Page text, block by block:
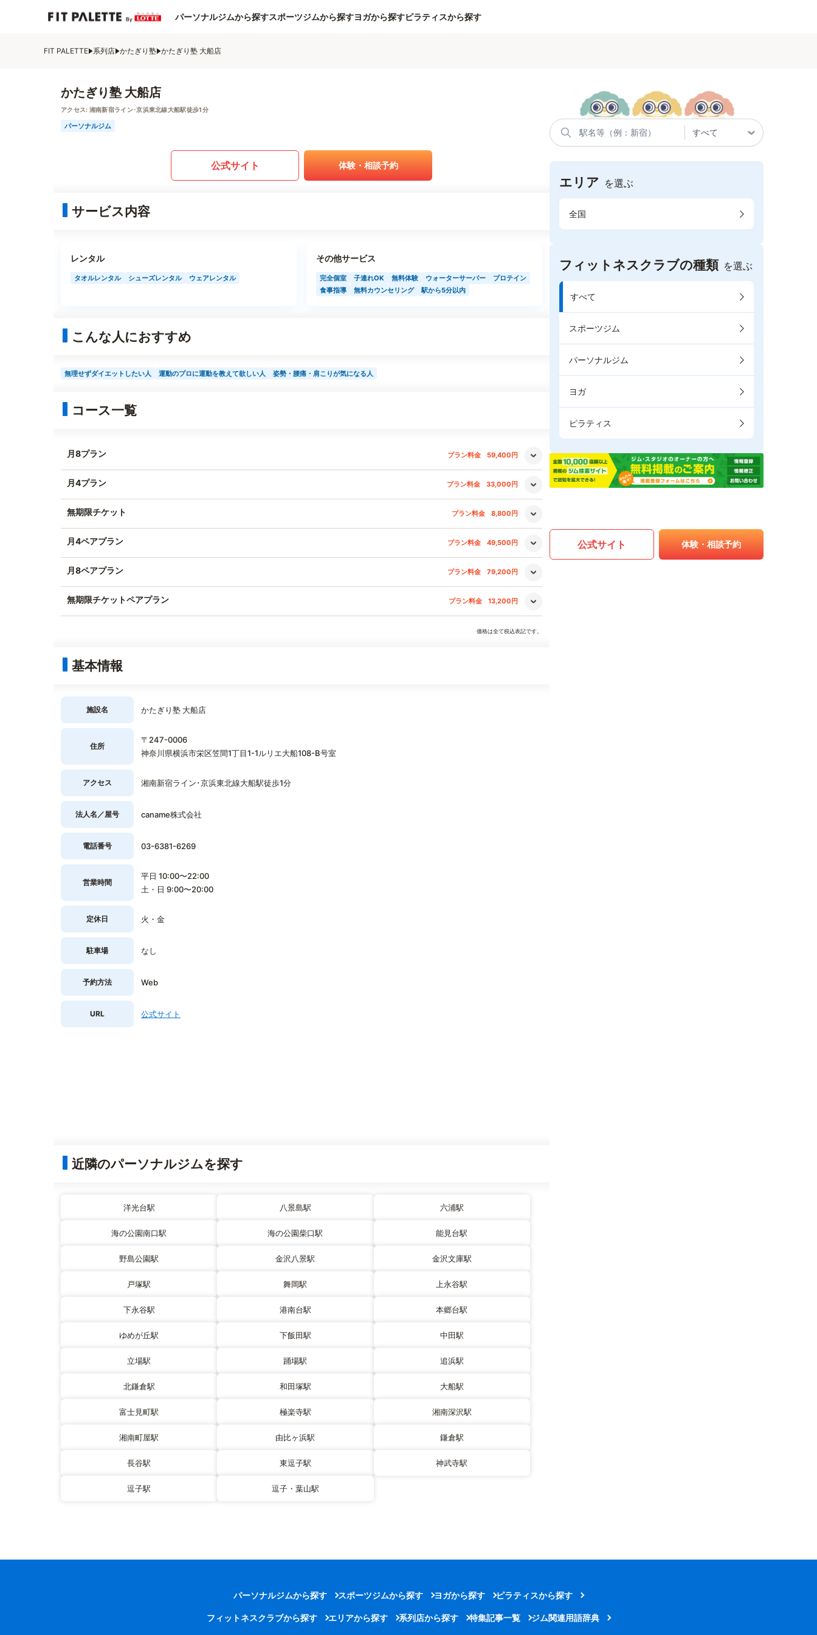
パーソナルジムから探すスポーツジムから探すヨガから探すピラティスから探す
FIT PALETTE 系列店 かたぎり塾 かたぎり塾 大船店
かたぎり塾 大船店
アクセス: 湘南新宿ライン･京浜東北線大船駅徒歩1分
パーソナルジム
公式サイト 体験・相談予約
サービス内容
レンタル
タオルレンタル シューズレンタル ウェアレンタル
その他サービス
完全個室 子連れOK 無料体験 ウォーターサーバー
プロテイン
食事指導
無料カウンセリング 駅から5分以内
こんな人におすすめ
無理せずダイエットしたい人 運動のプロに運動を教えて欲しい人 姿勢・腰痛・肩こりが気になる人
コース一覧
月8プラン プラン料金 59,400円
月4プラン プラン料金 33,000円
無期限チケット プラン料金 8,800円
月4ペアプラン プラン料金 49,500円
月8ペアプラン プラン料金 79,200円
無期限チケットペアプラン プラン料金 13,200円
価格は全て税込表記です。
基本情報
施設名 かたぎり塾 大船店
住所
〒247-0006
神奈川県横浜市栄区笠間1丁目1-1ルリエ大船108-B号室
アクセス 湘南新宿ライン･京浜東北線大船駅徒歩1分
法人名／屋号 caname株式会社
電話番号 03-6381-6269
営業時間
平日 10:00〜22:00
土・日 9:00〜20:00
定休日 火・金
駐車場 なし
予約方法 Web
URL 公式サイト
近隣のパーソナルジムを探す
洋光台駅 八景島駅 六浦駅
海の公園南口駅 海の公園柴口駅 能見台駅
野島公園駅 金沢八景駅 金沢文庫駅
戸塚駅 舞岡駅 上永谷駅
下永谷駅 港南台駅 本郷台駅
ゆめが丘駅 下飯田駅 中田駅
立場駅 踊場駅 追浜駅
北鎌倉駅 和田塚駅 大船駅
富士見町駅 極楽寺駅 湘南深沢駅
湘南町屋駅 由比ヶ浜駅 鎌倉駅
長谷駅 東逗子駅 神武寺駅
逗子駅 逗子・葉山駅
エリア を選ぶ
全国
フィットネスクラブの種類 を選ぶ
すべて
スポーツジム
パーソナルジム
ヨガ
ピラティス
公式サイト 体験・相談予約
パーソナルジムから探す スポーツジムから探す ヨガから探す ピラティスから探す
フィットネスクラブから探す エリアから探す 系列店から探す 特集記事一覧 ジム関連用語辞典